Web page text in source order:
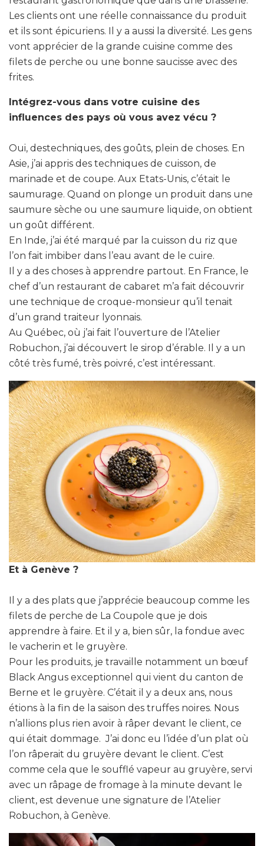
Les clients ont une réelle connaissance du produit
et ils sont épicuriens. Il y a aussi la diversité. Les gens
vont apprécier de la grande cuisine comme des
filets de perche ou une bonne saucisse avec des
frites.
Intégrez-vous dans votre cuisine des
influences des pays où vous avez vécu ?
Oui, destechniques, des goûts, plein de choses. En
Asie, j’ai appris des techniques de cuisson, de
marinade et de coupe. Aux Etats-Unis, c’était le
saumurage. Quand on plonge un produit dans une
saumure sèche ou une saumure liquide, on obtient
un goût différent.
En Inde, j’ai été marqué par la cuisson du riz que
l’on fait imbiber dans l’eau avant de le cuire.
Il y a des choses à apprendre partout. En France, le
chef d’un restaurant de cabaret m’a fait découvrir
une technique de croque-monsieur qu’il tenait
d’un grand traiteur lyonnais.
Au Québec, où j’ai fait l’ouverture de l’Atelier
Robuchon, j’ai découvert le sirop d’érable. Il y a un
côté très fumé, très poivré, c’est intéressant.
Et à Genève ?
Il y a des plats que j’apprécie beaucoup comme les
filets de perche de La Coupole que je dois
apprendre à faire. Et il y a, bien sûr, la fondue avec
le vacherin et le gruyère.
Pour les produits, je travaille notamment un bœuf
Black Angus exceptionnel qui vient du canton de
Berne et le gruyère. C’était il y a deux ans, nous
étions à la fin de la saison des truffes noires. Nous
n’allions plus rien avoir à râper devant le client, ce
qui était dommage. J’ai donc eu l’idée d’un plat où
l’on râperait du gruyère devant le client. C’est
comme cela que le soufflé vapeur au gruyère, servi
avec un râpage de fromage à la minute devant le
client, est devenue une signature de l’Atelier
Robuchon, à Genève.